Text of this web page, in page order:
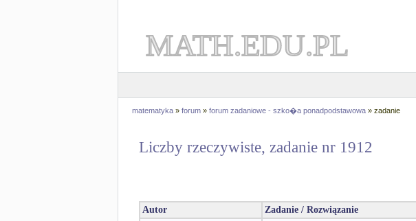
MATH.EDU.PL
matematyka » forum » forum zadaniowe - szko�a ponadpodstawowa » zadanie
Liczby rzeczywiste, zadanie nr 1912
Autor Zadanie / Rozwiązanie